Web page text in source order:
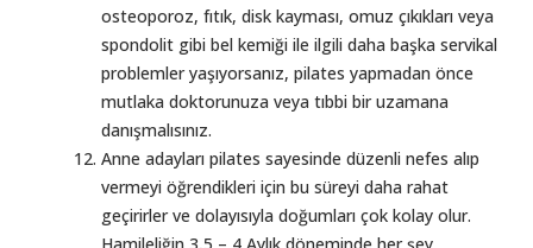
osteoporoz, fıtık, disk kayması, omuz çıkıkları veya
spondolit gibi bel kemiği ile ilgili daha başka servikal
problemler yaşıyorsanız, pilates yapmadan önce
mutlaka doktorunuza veya tıbbi bir uzamana
danışmalısınız.
Anne adayları pilates sayesinde düzenli nefes alıp
vermeyi öğrendikleri için bu süreyi daha rahat
geçirirler ve dolayısıyla doğumları çok kolay olur.